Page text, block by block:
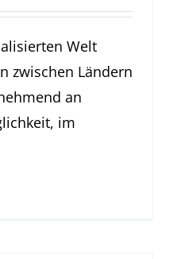
Welt
zwischen Ländern
an
im